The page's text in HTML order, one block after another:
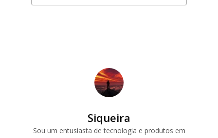
Siqueira
Sou um entusiasta de tecnologia e produtos em